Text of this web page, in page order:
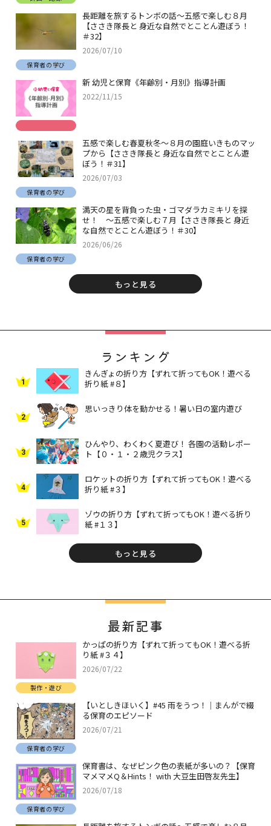
長距離を旅するトンボの話～五感で楽しむ８月
【ささき隊長と 身近な自然でとことん遊ぼう！
＃32】
2026/07/10
保育者の学び
新 幼児と保育《年齢別・月別》指導計画
2022/11/15
五感で楽しむ春夏秋冬～８月の園庭いきものマッ
プから【ささき隊長と 身近な自然でとことん遊
ぼう！＃31】
2026/07/03
保育者の学び
満天の星を背負った虫・ゴマダラカミキリを探
せ！ ～五感で楽しむ７月【ささき隊長と 身近
な自然でとことん遊ぼう！＃30】
2026/06/26
保育者の学び
もっと見る
ランキング
1
きんぎょの折り方【ずれて折ってもOK！遊べる
折り紙 #８】
2
思いっきり体を動かせる！暑い日の室内遊び
3
ひんやり、わくわく夏遊び！ 各園の活動レポー
ト【０・１・２歳児クラス】
4
ロケットの折り方【ずれて折ってもOK！遊べる
折り紙 #３】
5
ゾウの折り方【ずれて折ってもOK！遊べる折り
紙 #１３】
もっと見る
最新記事
かっぱの折り方【ずれて折ってもOK！遊べる折
り紙 #３４】
2026/07/22
製作・遊び
【いとしきほいく】#45 雨をうつ！｜まんがで綴
る保育のエピソード
2026/07/21
保育者の学び
保育書は、なぜピンク色の表紙が多いの？【保育
マメマメQ＆Hints！ with 大豆生田啓友先生】
2026/07/18
保育者の学び